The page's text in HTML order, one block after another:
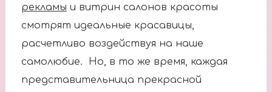
рекламы и витрин салонов красоты
смотрят идеальные красавицы,
расчетливо воздействуя на наше
самолюбие. Но, в то же время, каждая
представительница прекрасной